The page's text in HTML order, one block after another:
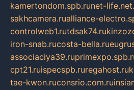
kamertondom.spb.runet-
sakhcamera.rualliance-
controlweb1.rutdsak74.ru
iron-snab.rucosta-bella.ru
associaciya39.ru
cpt21.ruispecspb.ruregahost.ru
tae-kwon.ruconsrio.com.ru